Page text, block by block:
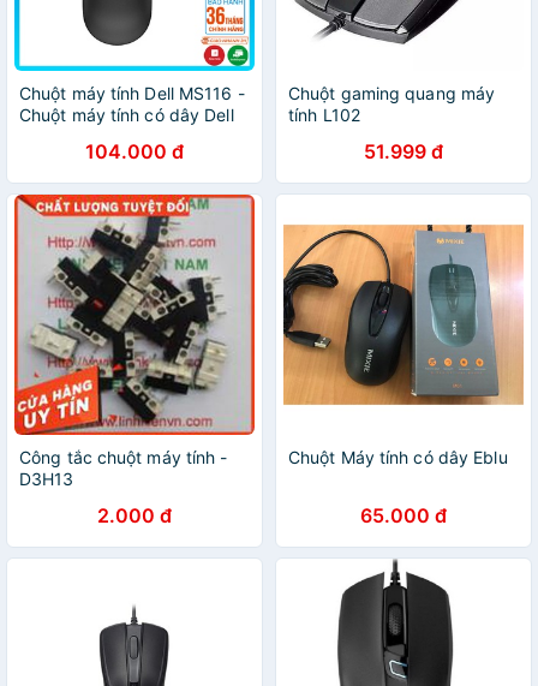
Chuột máy tính Dell MS116 -
Chuột máy tính có dây Dell
104.000 đ
Chuột gaming quang máy
tính L102
51.999 đ
Công tắc chuột máy tính -
D3H13
2.000 đ
Chuột Máy tính có dây Eblu
65.000 đ